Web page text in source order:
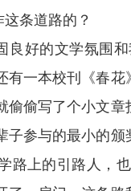
条道路的？
良好的文学氛围
有一本校刊《春
偷偷写了个小文
子参与的最小的
路上的引路人，